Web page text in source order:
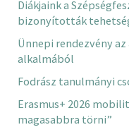
Diákjaink a
bizonyították
Ünnepi rendezvény
alkalmából
Fodrász tanulmányi
Erasmus+ 2026
magasabbra törni”